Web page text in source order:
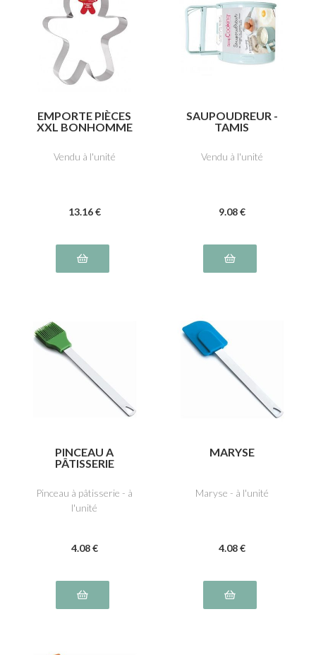
EMPORTE PIÈCES
XXL BONHOMME
Vendu à l'unité
13.16 €
SAUPOUDREUR -
TAMIS
Vendu à l'unité
9.08 €
PINCEAU A
PÂTISSERIE
Pinceau à pâtisserie - à
l'unité
4.08 €
MARYSE
Maryse - à l'unité
4.08 €